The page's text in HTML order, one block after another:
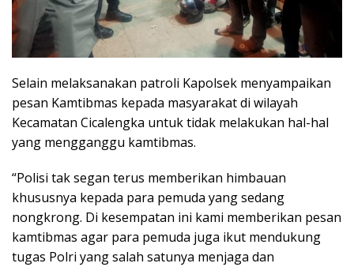
Selain melaksanakan patroli Kapolsek menyampaikan
pesan Kamtibmas kepada masyarakat di wilayah
Kecamatan Cicalengka untuk tidak melakukan hal-hal
yang mengganggu kamtibmas.
“Polisi tak segan terus memberikan himbauan
khususnya kepada para pemuda yang sedang
nongkrong. Di kesempatan ini kami memberikan pesan
kamtibmas agar para pemuda juga ikut mendukung
tugas Polri yang salah satunya menjaga dan